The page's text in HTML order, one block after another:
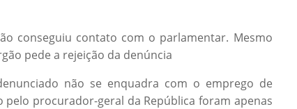
conseguiu contato com o parlamentar. Mesmo
pede a rejeição da denúncia
não se enquadra com o emprego de
procurador-geral da República foram apenas